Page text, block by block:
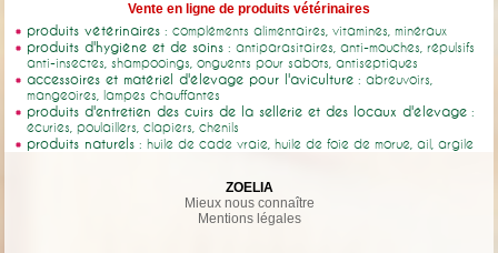
Vente en ligne de produits vétérinaires
produits vétérinaires : compléments alimentaires, vitamines, minéraux
produits d'hygiène et de soins : antiparasitaires, anti-mouches, répulsifs
anti-insectes, shampooings, onguents pour sabots, antiseptiques
accessoires et matériel d'élevage pour l'aviculture : abreuvoirs,
mangeoires, lampes chauffantes
produits d'entretien des cuirs de la sellerie et des locaux d'élevage :
écuries, poulaillers, clapiers, chenils
produits naturels : huile de cade vraie, huile de foie de morue, ail, argile
ZOELIA
Mieux nous connaître
Mentions légales